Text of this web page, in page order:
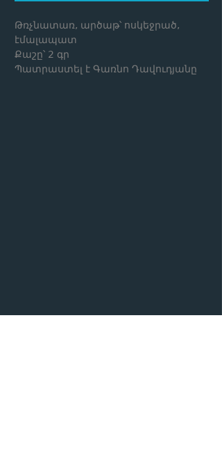
Թռչնատառ, արծաթ՝ ոսկեջրած,
էմալապատ
Քաշը՝ 2 գր
Պատրաստել է Գառնո Դավուդյանը